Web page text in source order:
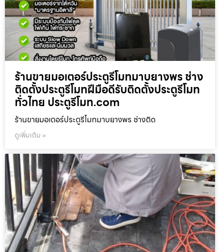
ร้านขายมอเตอร์ประตูรีโมทมาบยางพร ช่าง
ติดตั้งประตูรีโมทฝีมือดีรับติดตั้งประตูรีโมท
ทั่วไทย ประตูรีโมท.com
ร้านขายมอเตอร์ประตูรีโมทมาบยางพร ช่างติด
ดูเพิ่มเติม »